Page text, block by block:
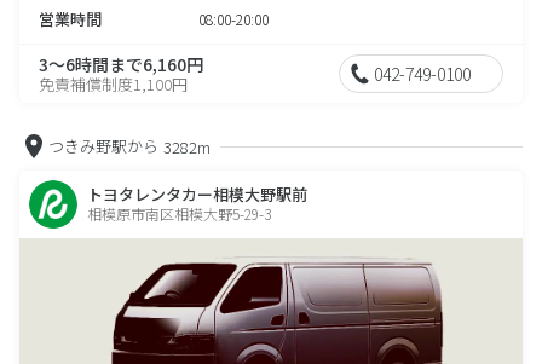
営業時間 08:00-20:00
3～6時間まで6,160円
免責補償制度1,100円 042-749-0100
つきみ野駅から 3282m
トヨタレンタカー相模大野駅前
相模原市南区相模大野5-29-3